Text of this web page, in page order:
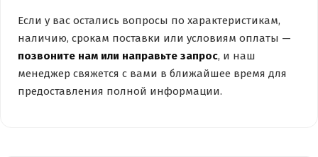
Если у вас остались вопросы по характеристикам,
наличию, срокам поставки или условиям оплаты —
позвоните нам или направьте запрос, и наш
менеджер свяжется с вами в ближайшее время для
предоставления полной информации.